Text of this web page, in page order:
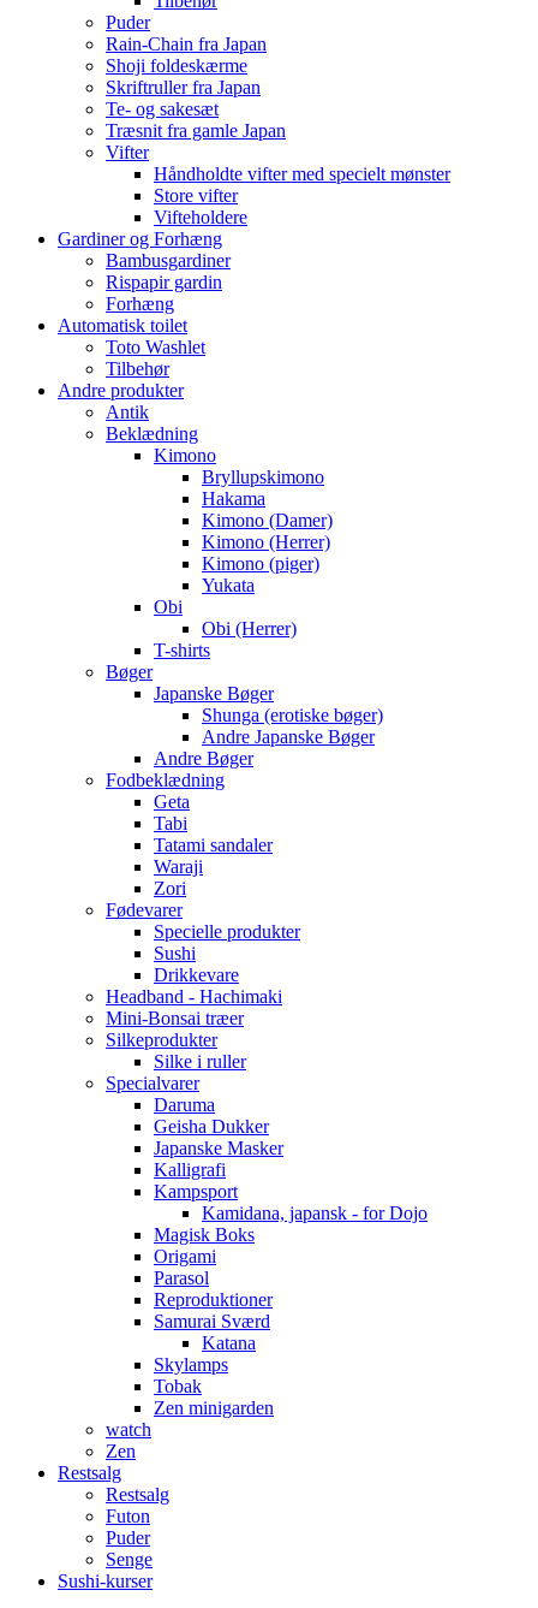
Puder
Rain-Chain fra Japan
Shoji foldeskærme
Skriftruller fra Japan
Te- og sakesæt
Træsnit fra gamle Japan
Vifter
Håndholdte vifter med specielt mønster
Store vifter
Vifteholdere
Gardiner og Forhæng
Bambusgardiner
Rispapir gardin
Forhæng
Automatisk toilet
Toto Washlet
Tilbehør
Andre produkter
Antik
Beklædning
Kimono
Bryllupskimono
Hakama
Kimono (Damer)
Kimono (Herrer)
Kimono (piger)
Yukata
Obi
Obi (Herrer)
T-shirts
Bøger
Japanske Bøger
Shunga (erotiske bøger)
Andre Japanske Bøger
Andre Bøger
Fodbeklædning
Geta
Tabi
Tatami sandaler
Waraji
Zori
Fødevarer
Specielle produkter
Sushi
Drikkevare
Headband - Hachimaki
Mini-Bonsai træer
Silkeprodukter
Silke i ruller
Specialvarer
Daruma
Geisha Dukker
Japanske Masker
Kalligrafi
Kampsport
Kamidana, japansk - for Dojo
Magisk Boks
Origami
Parasol
Reproduktioner
Samurai Sværd
Katana
Skylamps
Tobak
Zen minigarden
watch
Zen
Restsalg
Restsalg
Futon
Puder
Senge
Sushi-kurser